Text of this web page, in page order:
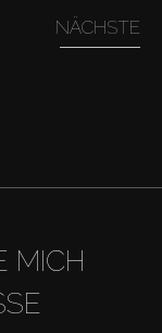
NÄCHSTE
MICH